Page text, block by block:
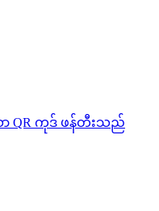
QR ကုဒ် ဖန်တီးသည်